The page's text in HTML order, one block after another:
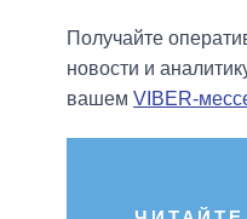
Получайте
новости и
вашем VIBER-